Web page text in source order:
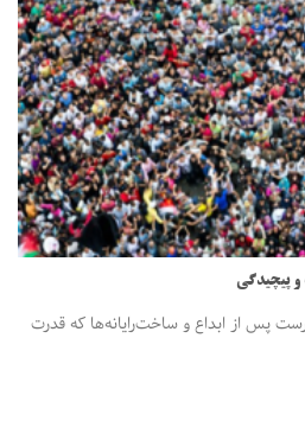
و پيچيدگي
پس از ابداع و ساخت‌رایانه‌ها كه قدرت